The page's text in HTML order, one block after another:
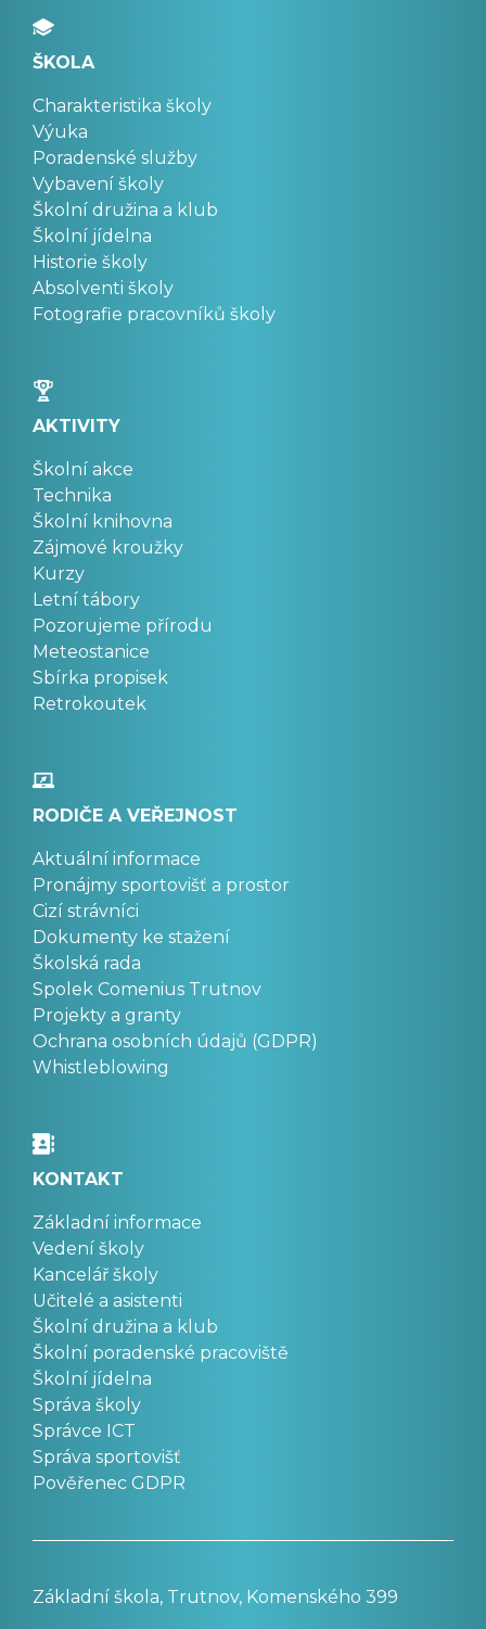
ŠKOLA
Charakteristika školy
Výuka
Poradenské služby
Vybavení školy
Školní družina a klub
Školní jídelna
Historie školy
Absolventi školy
Fotografie pracovníků školy
AKTIVITY
Školní akce
Technika
Školní knihovna
Zájmové kroužky
Kurzy
Letní tábory
Pozorujeme přírodu
Meteostanice
Sbírka propisek
Retrokoutek
RODIČE A VEŘEJNOST
Aktuální informace
Pronájmy sportovišť a prostor
Cizí strávníci
Dokumenty ke stažení
Školská rada
Spolek Comenius Trutnov
Projekty a granty
Ochrana osobních údajů (GDPR)
Whistleblowing
KONTAKT
Základní informace
Vedení školy
Kancelář školy
Učitelé a asistenti
Školní družina a klub
Školní poradenské pracoviště
Školní jídelna
Správa školy
Správce ICT
Správa sportovišť
Pověřenec GDPR
Základní škola, Trutnov, Komenského 399